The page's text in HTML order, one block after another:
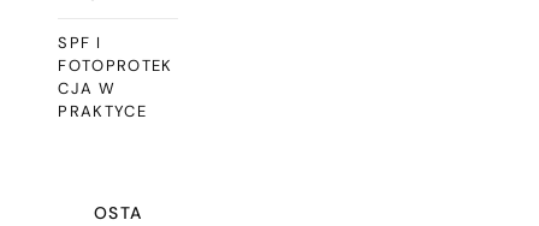
SPF I
FOTOPROTEK
CJA W
PRAKTYCE
OSTA